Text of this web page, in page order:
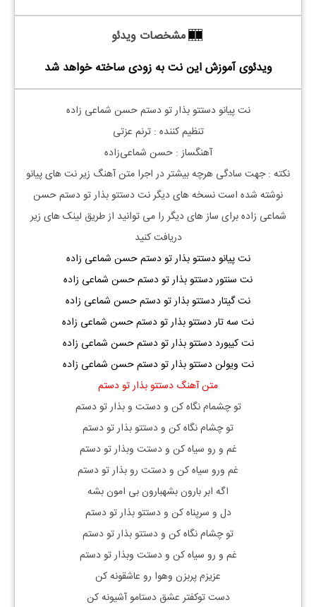
مشخصات ویدئو
ویدئوی آموزش این نت به زودی ساخته خواهد شد
نت پیانو دستتو بذار تو دستم حسن شماعی زاده
تنظیم کننده : ترنم عزتی
آهنگساز : حسن شماعی‌زاده
نکته : جهت سادگی هرچه بیشتر در اجرا متن آهنگ زیر نت های پیانو
نوشته شده است نسخه های دیگر نتدستتو بذار تو دستم حسن
شماعی زادهبرای ساز های دیگر را می توانید از طریق لینک های زیر
دریافت کنید
نت پیانو دستتو بذار تو دستم حسن شماعی زاده
نت سنتور دستتو بذار تو دستم حسن شماعی زاده
نت گیتار دستتو بذار تو دستم حسن شماعی زاده
نت سه تار دستتو بذار تو دستم حسن شماعی زاده
نت کیبورد دستتو بذار تو دستم حسن شماعی زاده
نت ویولن دستتو بذار تو دستم حسن شماعی زاده
متن آهنگ دستتو بذار تو دستم
تو چشمام نگاه کن و دستت و بذار تو دستم
تو چشام نگاه کن و دستتو بذار تو دستم
غم و رو سیاه کن و دستت وبذار تو دستم
غم ورو سیاه کن و دستت رو بذار تو دستم
اگه ابر بارون بشهبارون بی امون بشه
دل و سرپناه کن و دستتو بذار تو دستم
تو چشام نگاه کن و دستتو بذار تو دستم
غم و رو سیاه کن و دستت وبذار تو دستم
عزیزم پربزن وهوا رو عاشقونه کن
دست توکفتر عشق دستامو آشیونه کن